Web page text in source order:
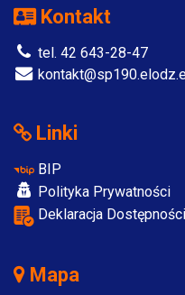
Kontakt
tel. 42 643-28-47
Linki
BIP
Polityka Prywatności
Deklaracja Dostępności
Mapa